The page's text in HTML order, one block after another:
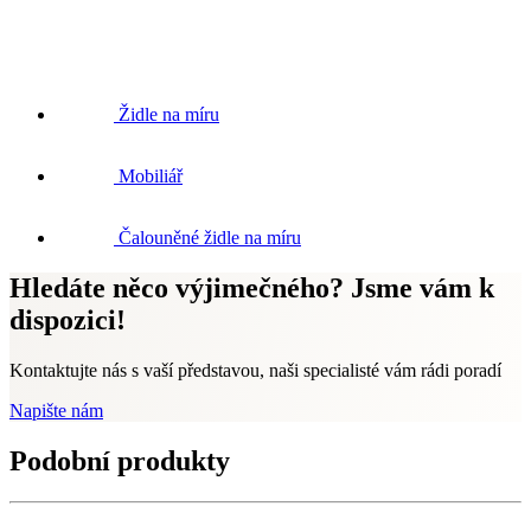
Židle na míru
Mobiliář
Čalouněné židle na míru
Hledáte něco výjimečného? Jsme vám k
dispozici!
Kontaktujte nás s vaší představou, naši specialisté vám rádi poradí
Napište nám
Podobní produkty